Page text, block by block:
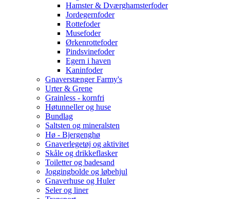
Hamster & Dværghamsterfoder
Jordegernfoder
Rottefoder
Musefoder
Ørkenrottefoder
Pindsvinefoder
Egern i haven
Kaninfoder
Gnaverstænger Farmy's
Urter & Grene
Grainless - kornfri
Høtunneller og huse
Bundlag
Saltsten og mineralsten
Hø - Bjergenghø
Gnaverlegetøj og aktivitet
Skåle og drikkeflasker
Toiletter og badesand
Joggingbolde og løbehjul
Gnaverhuse og Huler
Seler og liner